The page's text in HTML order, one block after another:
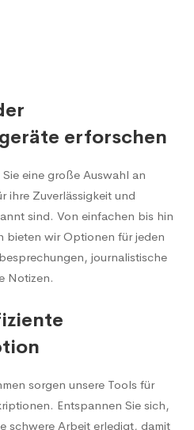
erforschen
eine große Auswahl an
ihre Zuverlässigkeit und
sind. Von einfachen bis hin
bieten wir Optionen für jeden
journalistische
Notizen.
sorgen unsere Tools für
Entspannen Sie sich,
schwere Arbeit erledigt, damit